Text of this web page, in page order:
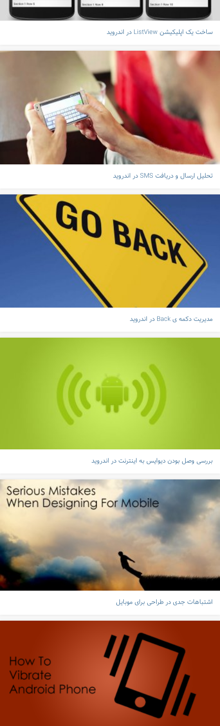
ساخت یک اپلیکیشن ListView در اندروید
تحلیل ارسال و دریافت SMS در اندروید
مدیریت دکمه ی Back در اندروید
بررسی وصل بودن دیوایس به اینترنت در اندروید
اشتباهات جدی در طراحی برای موبایل